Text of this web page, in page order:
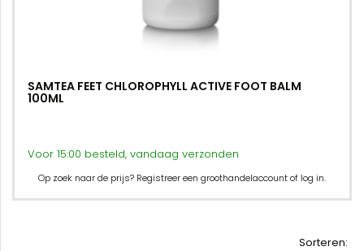
SAMTEA FEET CHLOROPHYLL ACTIVE FOOT BALM
100ML
Voor 15:00 besteld, vandaag verzonden
Op zoek naar de prijs? Registreer een groothandelaccount of log in.
Sorteren: